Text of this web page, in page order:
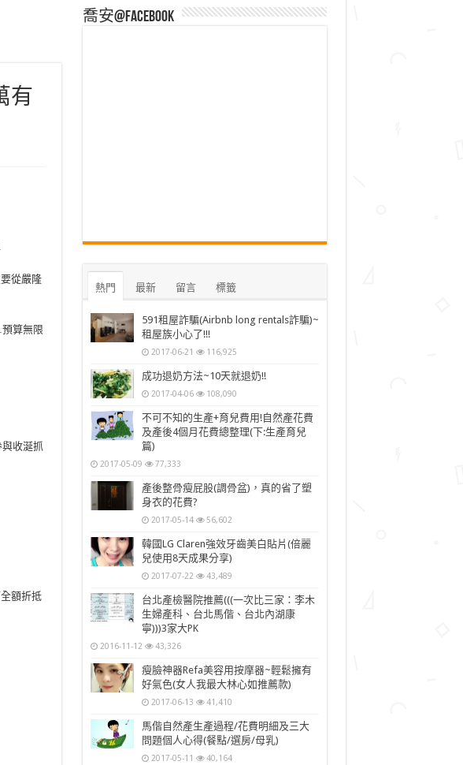
有
從嚴隆
算無限
收涎抓
額折抵
喬安@Facebook
熱門 最新 留言 標籤
591租屋詐騙(Airbnb long rentals詐騙)~
租屋族小心了!!!
2017-06-21 116,925
成功退奶方法~10天就退奶!!
2017-04-06 108,090
不可不知的生產+育兒費用!自然產花費
及產後4個月花費總整理(下:生產育兒
篇)
2017-05-09 77,333
產後整骨瘦屁股(調骨盆)，真的省了塑
身衣的花費?
2017-05-14 56,602
韓國LG Claren強效牙齒美白貼片(倍麗
兒使用8天成果分享)
2017-07-22 43,489
台北產檢醫院推薦(((一次比三家：李木
生婦產科、台北馬偕、台北內湖康
寧)))3家大PK
2016-11-12 43,326
瘦臉神器Refa美容用按摩器~輕鬆擁有
好氣色(女人我最大林心如推薦款)
2017-06-13 41,410
馬偕自然產生產過程/花費明細及三大
問題個人心得(餐點/選房/母乳)
2017-05-11 40,164